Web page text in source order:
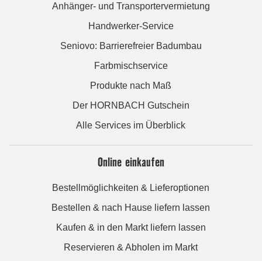
Anhänger- und Transportervermietung
Handwerker-Service
Seniovo: Barrierefreier Badumbau
Farbmischservice
Produkte nach Maß
Der HORNBACH Gutschein
Alle Services im Überblick
Online einkaufen
Bestellmöglichkeiten & Lieferoptionen
Bestellen & nach Hause liefern lassen
Kaufen & in den Markt liefern lassen
Reservieren & Abholen im Markt